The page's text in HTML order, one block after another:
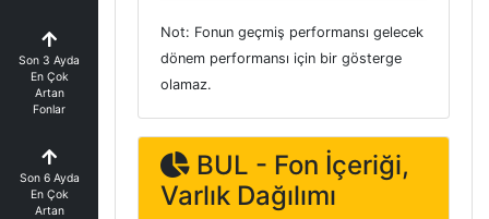
Son 3 Ayda
En Çok
Artan
Fonlar
Son 6 Ayda
En Çok
Artan
Not: Fonun geçmiş performansı gelecek
dönem performansı için bir gösterge
olamaz.
BUL - Fon İçeriği,
Varlık Dağılımı